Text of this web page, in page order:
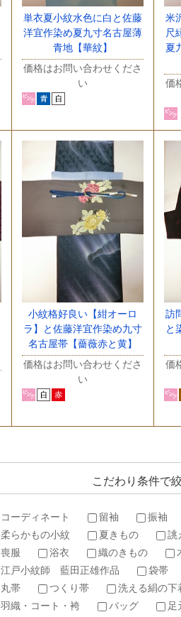
単衣夏小紋水色に白と佐藤
洋宜作染め夏九寸名古屋薄
青地【華紋】
価格はお問い合わせくださ
い
米
尺
夏
価
小紋格好良い【紺オーロ
ラ】と佐藤洋宜作染め九寸
名古屋帯【薔薇赤と黄】
価格はお問い合わせくださ
い
訪
と
価
こだわり条件で
コーディネート 留袖 振袖
柔らかもの小紋
夏きもの 誂
喪服
浴衣 織のきもの
江戸小紋師 藍田正雄作品
袋帯
丸帯
つくり帯 洗える絹の下
羽織・コート・袴
バッグ 足